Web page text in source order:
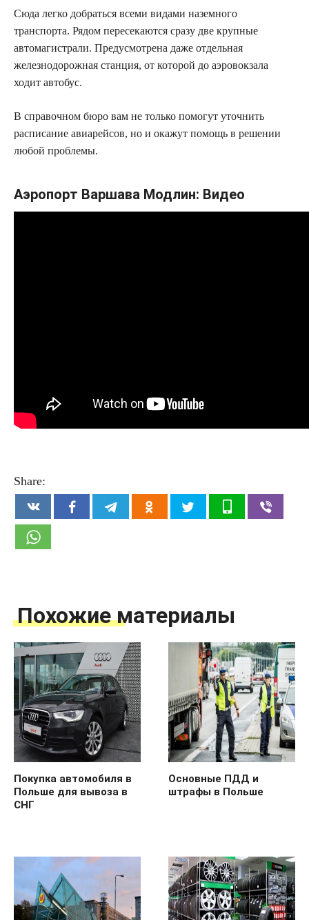
Сюда легко добраться всеми видами наземного
транспорта. Рядом пересекаются сразу две крупные
автомагистрали. Предусмотрена даже отдельная
железнодорожная станция, от которой до аэровокзала
ходит автобус.
В справочном бюро вам не только помогут уточнить
расписание авиарейсов, но и окажут помощь в решении
любой проблемы.
Аэропорт Варшава Модлин: Видео
Share:
Похожие материалы
Покупка автомобиля в
Польше для вывоза в
СНГ
Основные ПДД и
штрафы в Польше